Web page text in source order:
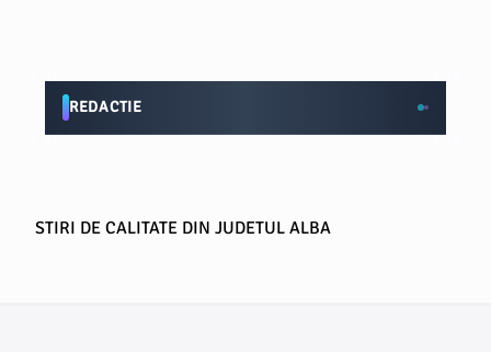
REDACTIE
STIRI DE CALITATE DIN JUDETUL ALBA